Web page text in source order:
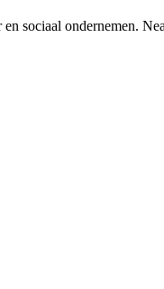
sociaal ondernemen.